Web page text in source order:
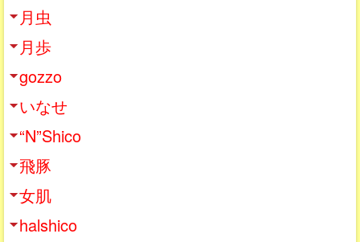
月虫
月歩
gozzo
いなせ
“N”Shico
飛豚
女肌
halshico